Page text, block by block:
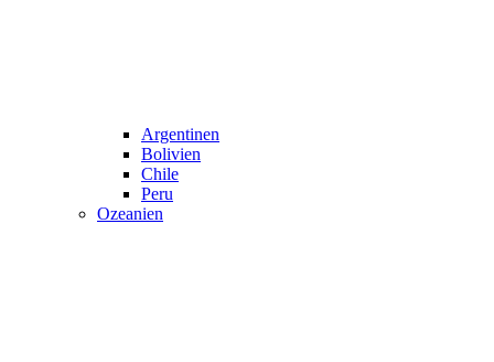
Argentinen
Bolivien
Chile
Peru
Ozeanien